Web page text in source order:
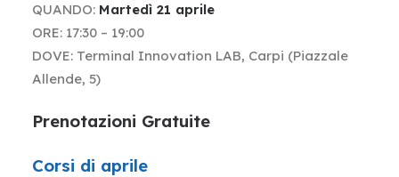
QUANDO: Martedì 21 aprile
ORE: 17:30 – 19:00
DOVE: Terminal Innovation LAB, Carpi (Piazzale
Allende, 5)
Prenotazioni Gratuite
Corsi di aprile